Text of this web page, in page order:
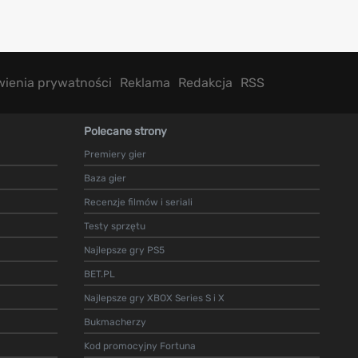
prywatności Reklama Redakcja RSS
Polecane strony
Premiery gier
Baza gier
Recenzje filmów i seriali
Testy sprzętu
Najlepsze gry PS5
BET.PL
Najlepsze gry XBOX Series S i X
Bukmacherzy
Kod promocyjny Fortuna